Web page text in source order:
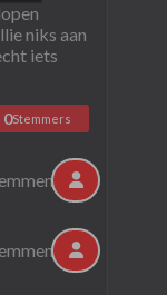
niks aan
iets
0Stemmers